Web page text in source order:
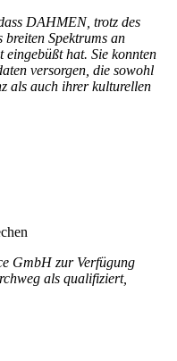
DAHMEN, trotz des
breiten Spektrums an
hat. Sie konnten
versorgen, die sowohl
als auch ihrer kulturellen
GmbH zur Verfügung
als qualifiziert,